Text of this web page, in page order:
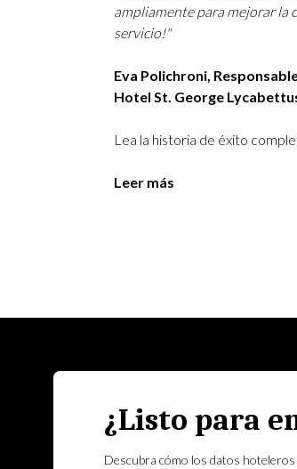
ampliamente para mejorar la
servicio!"
Eva Polichroni,
Hotel St. George
Lea la historia de éxito
Leer más
¿Listo para
Descubra cómo los datos